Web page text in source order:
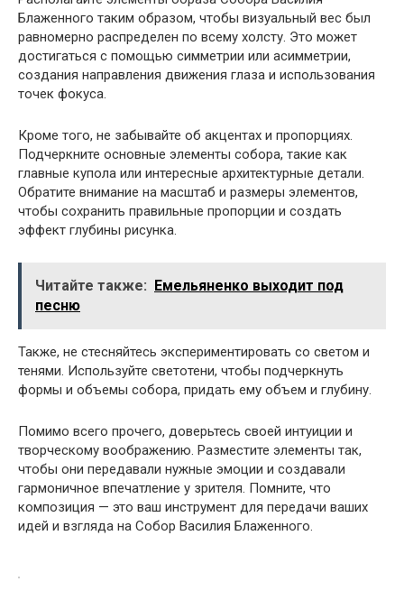
Блаженного таким образом, чтобы визуальный вес был
равномерно распределен по всему холсту. Это может
достигаться с помощью симметрии или асимметрии,
создания направления движения глаза и использования
точек фокуса.
Кроме того, не забывайте об акцентах и пропорциях.
Подчеркните основные элементы собора, такие как
главные купола или интересные архитектурные детали.
Обратите внимание на масштаб и размеры элементов,
чтобы сохранить правильные пропорции и создать
эффект глубины рисунка.
Читайте также:
Емельяненко выходит под
песню
Также, не стесняйтесь экспериментировать со светом и
тенями. Используйте светотени, чтобы подчеркнуть
формы и объемы собора, придать ему объем и глубину.
Помимо всего прочего, доверьтесь своей интуиции и
творческому воображению. Разместите элементы так,
чтобы они передавали нужные эмоции и создавали
гармоничное впечатление у зрителя. Помните, что
композиция — это ваш инструмент для передачи ваших
идей и взгляда на Собор Василия Блаженного.